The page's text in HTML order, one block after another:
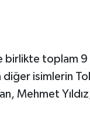
birlikte toplam 9
isimlerin
Mehmet